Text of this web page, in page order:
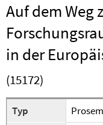
Auf dem Weg
in der
(15172)
Typ